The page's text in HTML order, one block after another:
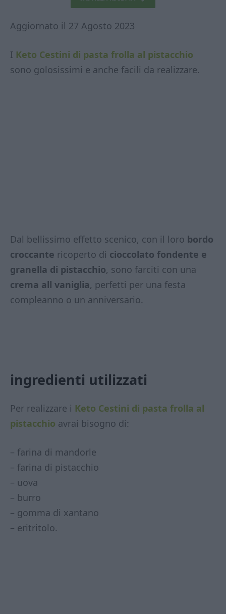
Aggiornato il 27 Agosto 2023
I Keto Cestini di pasta frolla al pistacchio
sono golosissimi e anche facili da realizzare.
Dal bellissimo effetto scenico, con il loro bordo
croccante ricoperto di cioccolato fondente e
granella di pistacchio, sono farciti con una
crema all vaniglia, perfetti per una festa
compleanno o un anniversario.
ingredienti utilizzati
Per realizzare i Keto Cestini di pasta frolla al
pistacchio avrai bisogno di:
– farina di mandorle
– farina di pistacchio
– uova
– burro
– gomma di xantano
– eritritolo.